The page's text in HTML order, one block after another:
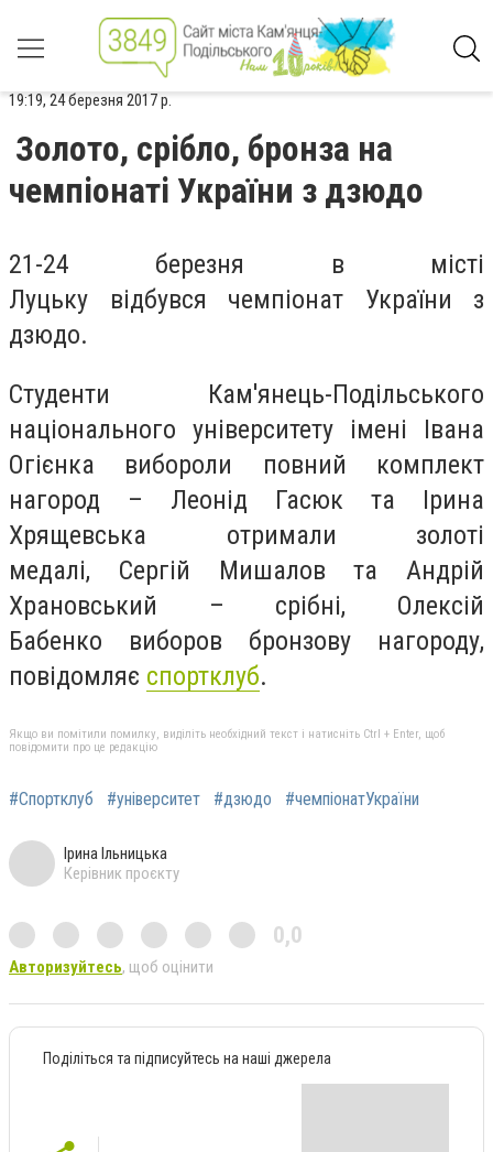
19:19, 24 березня 2017 р.
Золото, срібло, бронза на
чемпіонаті України з дзюдо
21-24 березня в місті
Луцьку відбувся чемпіонат України з
дзюдо.
Студенти Кам'янець-Подільського
національного університету імені Івана
Огієнка вибороли повний комплект
нагород – Леонід Гасюк та Ірина
Хрящевська отримали золоті
медалі, Сергій Мишалов та Андрій
Храновський – срібні, Олексій
Бабенко виборов бронзову нагороду,
повідомляє спортклуб.
Якщо ви помітили помилку, виділіть необхідний текст і натисніть Ctrl + Enter, щоб
повідомити про це редакцію
#Спортклуб #університет #дзюдо #чемпіонатУкраїни
Ірина Ільницька
Керівник проєкту
0,0
Авторизуйтесь, щоб оцінити
Поділіться та підписуйтесь на наші джерела